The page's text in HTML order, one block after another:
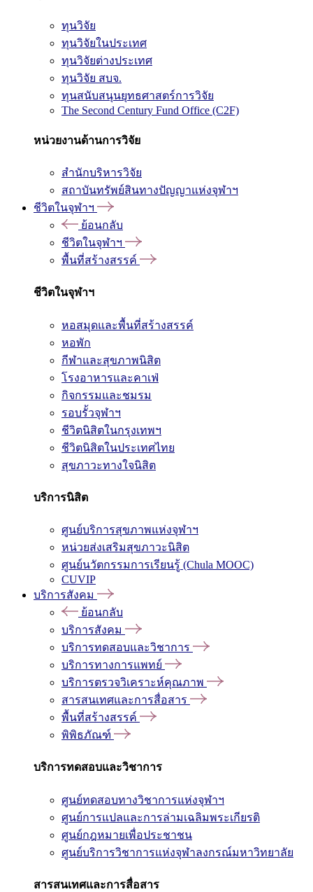
ทุนวิจัย
ทุนวิจัยในประเทศ
ทุนวิจัยต่างประเทศ
ทุนวิจัย สบจ.
ทุนสนับสนุนยุทธศาสตร์การวิจัย
The Second Century Fund Office (C2F)
หน่วยงานด้านการวิจัย
สำนักบริหารวิจัย
สถาบันทรัพย์สินทางปัญญาแห่งจุฬาฯ
ชีวิตในจุฬาฯ
ย้อนกลับ
ชีวิตในจุฬาฯ
พื้นที่สร้างสรรค์
ชีวิตในจุฬาฯ
หอสมุดและพื้นที่สร้างสรรค์
หอพัก
กีฬาและสุขภาพนิสิต
โรงอาหารและคาเฟ่
กิจกรรมและชมรม
รอบรั้วจุฬาฯ
ชีวิตนิสิตในกรุงเทพฯ
ชีวิตนิสิตในประเทศไทย
สุขภาวะทางใจนิสิต
บริการนิสิต
ศูนย์บริการสุขภาพแห่งจุฬาฯ
หน่วยส่งเสริมสุขภาวะนิสิต
ศูนย์นวัตกรรมการเรียนรู้ (Chula MOOC)
CUVIP
บริการสังคม
ย้อนกลับ
บริการสังคม
บริการทดสอบและวิชาการ
บริการทางการแพทย์
บริการตรวจวิเคราะห์คุณภาพ
สารสนเทศและการสื่อสาร
พื้นที่สร้างสรรค์
พิพิธภัณฑ์
บริการทดสอบและวิชาการ
ศูนย์ทดสอบทางวิชาการแห่งจุฬาฯ
ศูนย์การแปลและการล่ามเฉลิมพระเกียรติ
ศูนย์กฎหมายเพื่อประชาชน
ศูนย์บริการวิชาการแห่งจุฬาลงกรณ์มหาวิทยาลัย
สารสนเทศและการสื่อสาร